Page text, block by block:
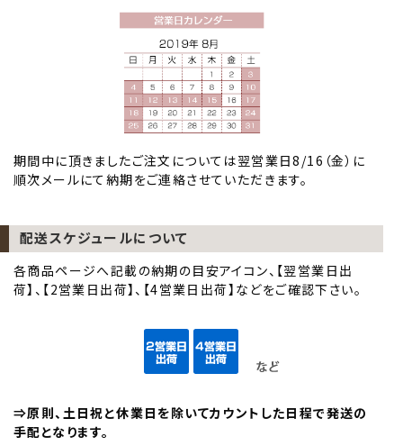
期間中に頂きましたご注文については翌営業日8/16（金）に
順次メールにて納期をご連絡させていただきます。
配送スケジュールについて
各商品ページへ記載の納期の目安アイコン、【翌営業日出
荷】、【2営業日出荷】、【4営業日出荷】などをご確認下さい。
⇒原則、土日祝と休業日を除いてカウントした日程で発送の
手配となります。